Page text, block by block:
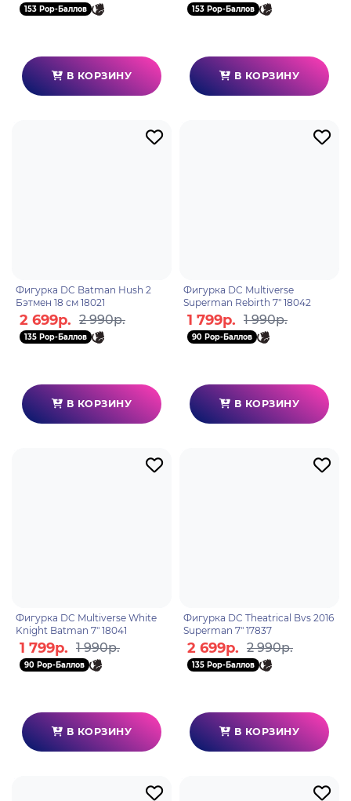
153 Pop-Баллов
В КОРЗИНУ
153 Pop-Баллов
В КОРЗИНУ
Фигурка DC Batman Hush 2
Бэтмен 18 см 18021
2 699р. 2 990р.
135 Pop-Баллов
В КОРЗИНУ
Фигурка DC Multiverse
Superman Rebirth 7" 18042
1 799р. 1 990р.
90 Pop-Баллов
В КОРЗИНУ
Фигурка DC Multiverse White
Knight Batman 7" 18041
1 799р. 1 990р.
90 Pop-Баллов
В КОРЗИНУ
Фигурка DC Theatrical Bvs 2016
Superman 7" 17837
2 699р. 2 990р.
135 Pop-Баллов
В КОРЗИНУ